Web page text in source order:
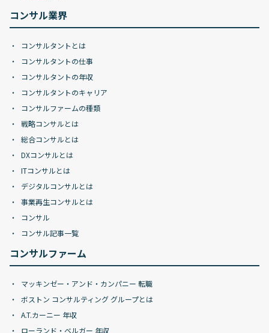
コンサル業界
コンサルタントとは
コンサルタントの仕事
コンサルタントの年収
コンサルタントのキャリア
コンサルファームの種類
戦略コンサルとは
総合コンサルとは
DXコンサルとは
ITコンサルとは
デジタルコンサルとは
事業再生コンサルとは
コンサル
コンサル記事一覧
コンサルファーム
マッキンゼー・アンド・カンパニー 転職
ボストン コンサルティング グループとは
A.T.カーニー 年収
ローランド・ベルガー 年収